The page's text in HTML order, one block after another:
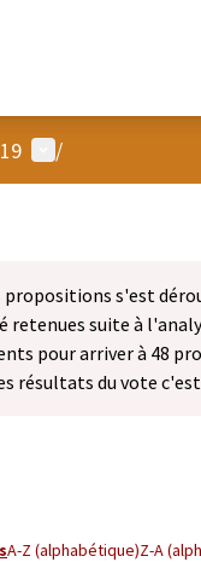
Menu utilisateur
/
propositions s'est
retenues suite à
pour arriver à 48
résultats du vote
A-Z (alphabétique)Z-A